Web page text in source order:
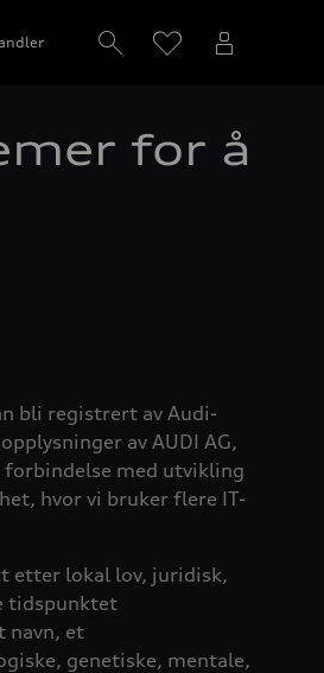
for å
bli registrert av Audi-
av AUDI AG,
forbindelse med utvikling
hvor vi bruker flere IT-
etter lokal lov, juridisk,
tidspunktet
navn, et
genetiske, mentale,